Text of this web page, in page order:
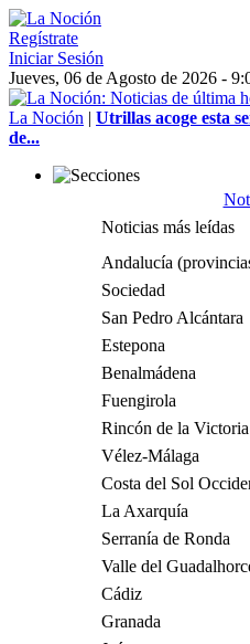
Regístrate
Iniciar Sesión
Jueves, 06 de Agosto de 2026 -
La Noción | Utrillas acoge esta
de...
Noticias más leídas
Andalucía
Sociedad
San Pedro Alcántara
Estepona
Benalmádena
Fuengirola
Rincón de la Victoria
Vélez-Málaga
Costa del Sol
La Axarquía
Serranía de Ronda
Valle del
Cádiz
Granada